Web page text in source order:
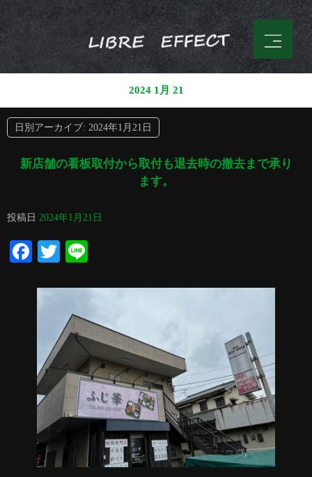
2024 1月 21
日別アーカイブ: 2024年1月21日
新店舗の看板取付から取付も退去時の撤去まで承り
ます。
投稿日 2024年1月21日
Facebook
Twitter